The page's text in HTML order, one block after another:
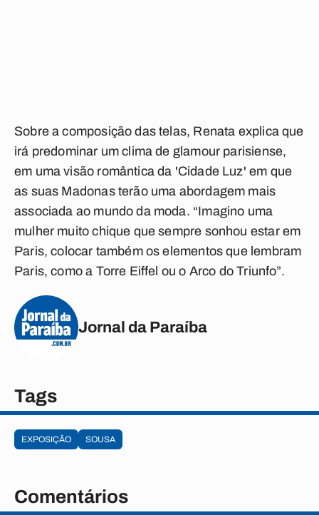
Sobre a composição das telas, Renata explica que
irá predominar um clima de glamour parisiense,
em uma visão romântica da 'Cidade Luz' em que
as suas Madonas terão uma abordagem mais
associada ao mundo da moda. “Imagino uma
mulher muito chique que sempre sonhou estar em
Paris, colocar também os elementos que lembram
Paris, como a Torre Eiffel ou o Arco do Triunfo”.
Jornal da Paraíba
Tags
EXPOSIÇÃO SOUSA
Comentários